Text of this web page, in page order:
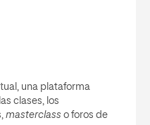
una plataforma
clases, los
masterclass o foros de